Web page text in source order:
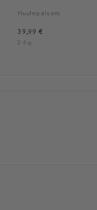
Huulepalsam
39,99 €
2.6 g